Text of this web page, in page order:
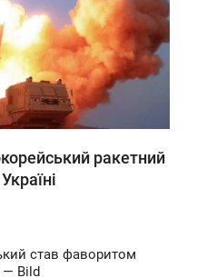
ракетний
став фаворитом
— Bild